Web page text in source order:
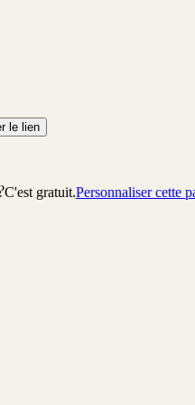
le lien
C'est gratuit.Personnaliser cette